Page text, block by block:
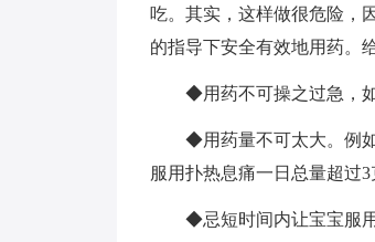
吃。其实，这样做很危险，
的指导下安全有效地用药。
◆用药不可操之过急，如
◆用药量不可太大。例如
服用扑热息痛一日总量超过
◆忌短时间内让宝宝服用